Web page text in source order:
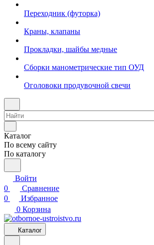
Переходник (футорка)
Краны, клапаны
Прокладки, шайбы медные
Сборки манометрические тип ОУД
Оголовоки продувочной свечи
Каталог
По всему сайту
По каталогу
Войти
0
Сравнение
0
Избранное
0 Корзина
Каталог